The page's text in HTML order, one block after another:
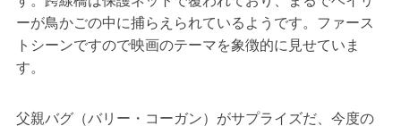
ーが鳥かごの中に捕らえられているようです。ファース
トシーンですので映画のテーマを象徴的に見せていま
す。
父親バグ（バリー・コーガン）がサプライズだ、今度の